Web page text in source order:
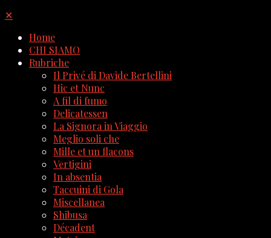
✕
Home
CHI SIAMO
Rubriche
Il Privé di Davide Bertellini
Hic et Nunc
A fil di fumo
Delicatessen
La Signora in Viaggio
Meglio soli che
Mille et un flacons
Vertigini
In absentia
Taccuini di Gola
Miscellanea
Shibusa
Décadent